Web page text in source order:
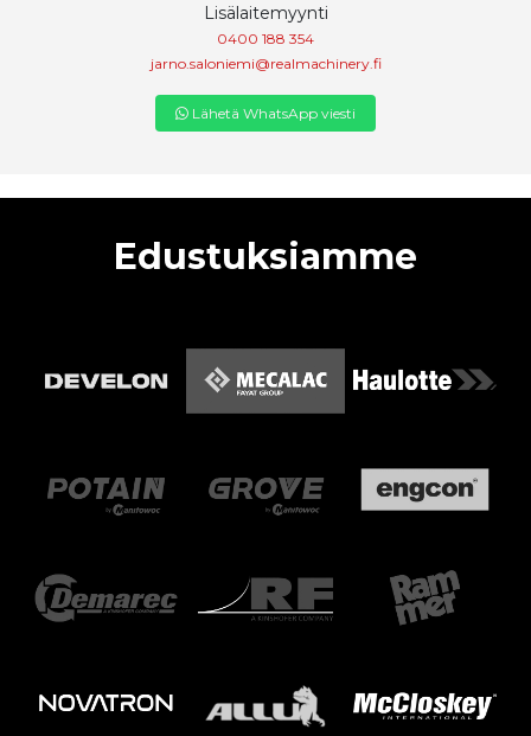
Lisälaitemyynti
0400 188 354
jarno.saloniemi@realmachinery.fi
Lähetä WhatsApp viesti
Edustuksiamme